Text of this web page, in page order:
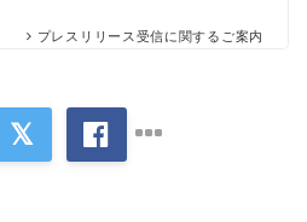
プレスリリース受信に関するご案内